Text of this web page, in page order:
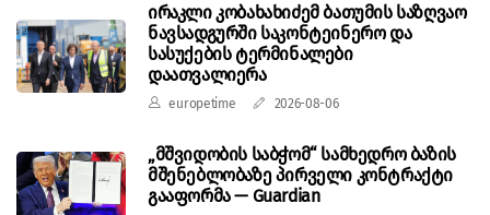
ირაკლი კობახახიძემ ბათუმის საზღვაო
ნავსადგურში საკონტეინერო და
სასუქების ტერმინალები
დაათვალიერა
europetime 2026-08-06
„მშვიდობის საბჭომ“ სამხედრო ბაზის
მშენებლობაზე პირველი კონტრაქტი
გააფორმა — Guardian